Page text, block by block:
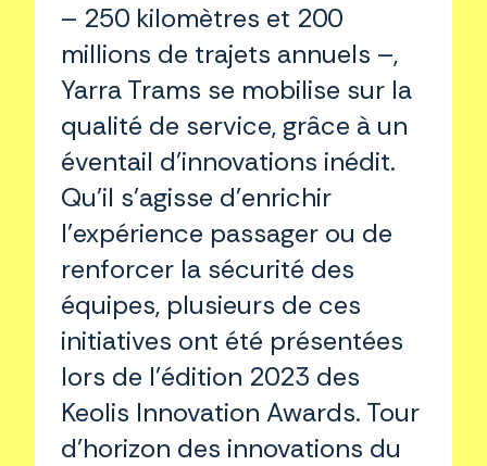
– 250 kilomètres et 200
millions de trajets annuels –,
Yarra Trams se mobilise sur la
qualité de service, grâce à un
éventail d’innovations inédit.
Qu’il s’agisse d’enrichir
l’expérience passager ou de
renforcer la sécurité des
équipes, plusieurs de ces
initiatives ont été présentées
lors de l’édition 2023 des
Keolis Innovation Awards. Tour
d’horizon des innovations du